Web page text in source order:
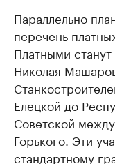
Параллельно
перечень
Платными
Николая
Елецкой до
Советской
Горького. Эти
стандартному